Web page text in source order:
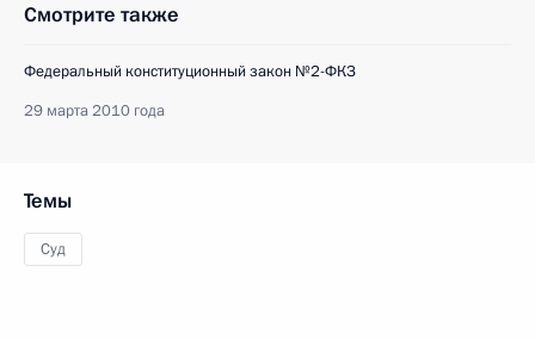
Смотрите также
Федеральный конституционный закон №2-ФКЗ
29 марта 2010 года
Темы
Суд